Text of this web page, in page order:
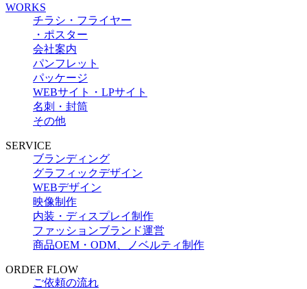
WORKS
チラシ・フライヤー
・ポスター
会社案内
パンフレット
パッケージ
WEBサイト・LPサイト
名刺・封筒
その他
SERVICE
ブランディング
グラフィックデザイン
WEBデザイン
映像制作
内装・ディスプレイ制作
ファッションブランド運営
商品OEM・ODM、ノベルティ制作
ORDER FLOW
ご依頼の流れ